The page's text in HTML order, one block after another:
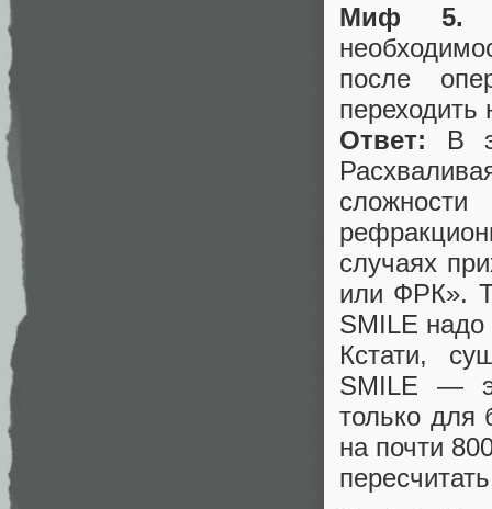
Миф 5.
после
Ответ: В
сложности
случаях
или ФРК».
SMILE
Кстати,
SMILE —
только для
на почти